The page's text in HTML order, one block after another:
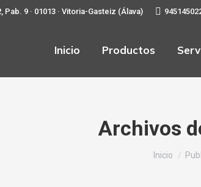
9 · 01013 · Vitoria-Gasteiz (Álava)
Inicio Productos
Archivos
Estás
Inicio